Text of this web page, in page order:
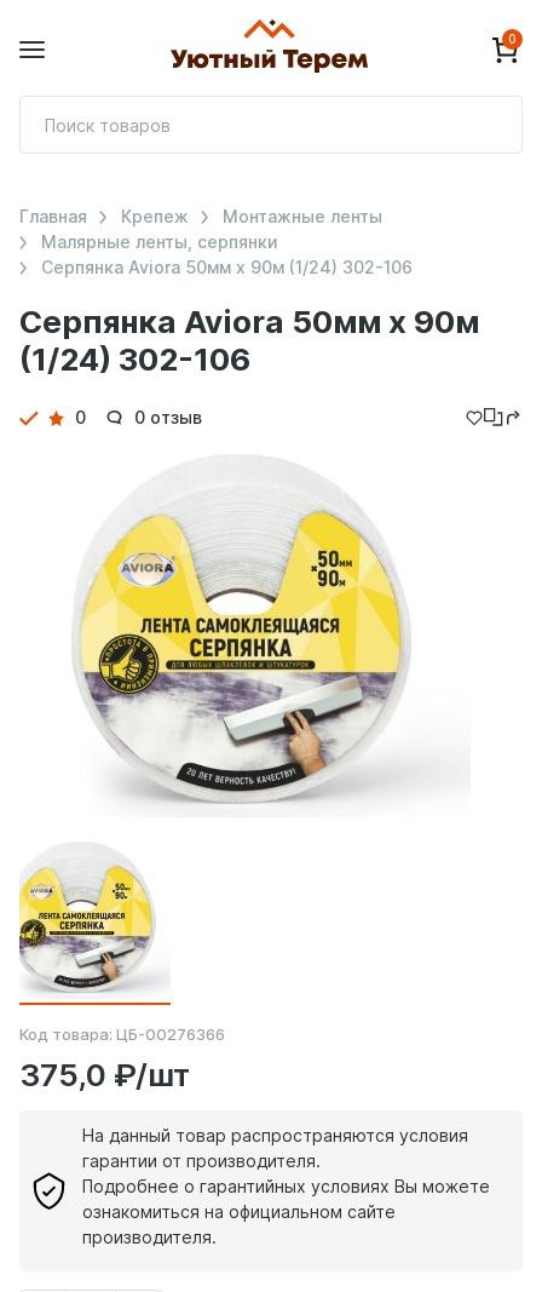
0
Серпянка Aviora 50мм х 90м
(1/24) 302-106
Главная Крепеж
Монтажные ленты
Малярные ленты, серпянки
Серпянка Aviora 50мм х 90м (1/24) 302-106
Детали
0 0 отзыв
Код товара: ЦБ-00276366
375,0 ₽/шт
На данный товар распространяются условия
гарантии от производителя.
Подробнее о гарантийных условиях Вы можете
ознакомиться на официальном сайте
производителя.